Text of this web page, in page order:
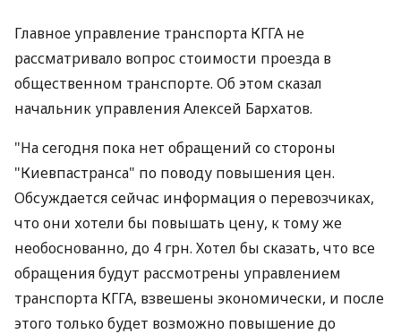
Главное управление транспорта КГГА не
рассматривало вопрос стоимости проезда в
общественном транспорте. Об этом сказал
начальник управления Алексей Бархатов.
"На сегодня пока нет обращений со стороны
"Киевпастранса" по поводу повышения цен.
Обсуждается сейчас информация о перевозчиках,
что они хотели бы повышать цену, к тому же
необоснованно, до 4 грн. Хотел бы сказать, что все
обращения будут рассмотрены управлением
транспорта КГГА, взвешены экономически, и после
этого только будет возможно повышение до